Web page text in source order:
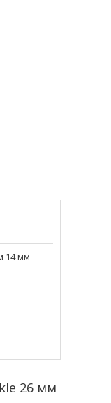
14 мм
26 мм